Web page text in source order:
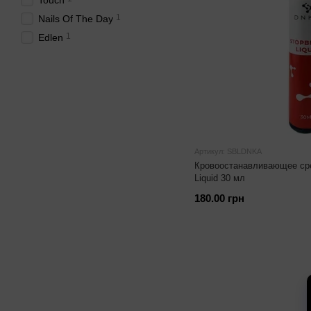
Артикул: SBLDNKA
Кровоостанавливающее
Liquid 30 мл
180.00 грн
Nails Of The Day 1
Edlen 1